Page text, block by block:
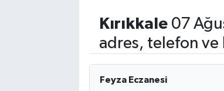
Kırıkkale07
adres, telefon ve
Feyza Eczanesi
Kültür & Sanat